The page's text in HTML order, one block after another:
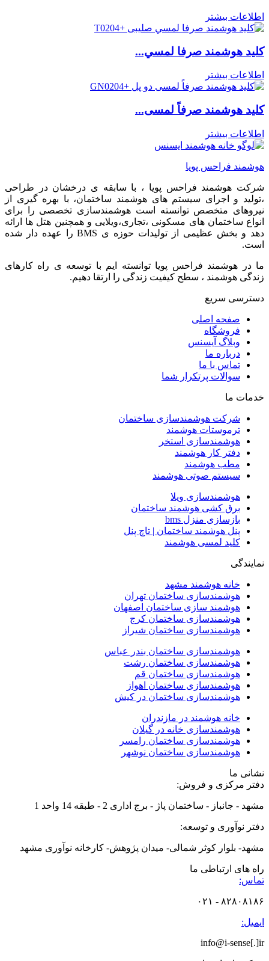
اطلاعات بیشتر
كليد هوشمند صرفا لمسي...
اطلاعات بیشتر
کلید هوشمند صرفاً لمسی...
اطلاعات بیشتر
هوشمند فراحس پویا
شرکت هوشمند فراحس پویا ، با سابقه ی درخشان در طراحی
،تولید و اجرای سیستم های هوشمند ساختمان، با بهره گیری از
نیروهای متخصص توانسته است هوشمندسازی تخصصی را برای
انواع ساختمان های مسکونی ،تجاری،ویلایی و همچنین هتل ها ارائه
دهد و بخش عظیمی از تولیدات حوزه ی BMS را عهده دار شده
است.
ما در هوشمند فراحس پویا توانسته ایم با توسعه ی راه کارهای
زندگی هوشمند ، سطح کیفیت زندگی را ارتقا دهیم.
دسترسی سریع
صفحه اصلی
فروشگاه
وبلاگ آیسنس
درباره ما
تماس با ما
سوالات پرتکرار شما
خدمات ما
شرکت هوشمندسازی ساختمان
ترموستات هوشمند
هوشمندسازی استخر
دفتر کار هوشمند
مطب هوشمند
سیستم صوتی هوشمند
هوشمندسازی ویلا
برق کشی هوشمند ساختمان
بازسازی منزل bms
پنل هوشمند ساختمان | تاچ پنل
کلید لمسی هوشمند
نمایندگی
خانه هوشمند مشهد
هوشمندسازی ساختمان تهران
هوشمند سازی ساختمان اصفهان
هوشمندسازی ساختمان کرج
هوشمندسازی ساختمان شیراز
هوشمندسازی ساختمان بندر عباس
هوشمندسازی ساختمان رشت
هوشمندسازی ساختمان قم
هوشمندسازی ساختمان اهواز
هوشمندسازی ساختمان در کیش
خانه هوشمند در مازندران
هوشمندسازی خانه در گیلان
هوشمندسازی ساختمان رامسر
هوشمندسازی ساختمان نوشهر
نشانی ما
دفتر مرکزی و فروش:
مشهد - جانباز - ساختمان پاژ - برج اداری 2 - طبقه 14 واحد 1
دفتر نوآوری و توسعه:
مشهد- بلوار کوثر شمالی- میدان پژوهش- کارخانه نوآوری مشهد
راه های ارتباطی ما
تماس:
۸۲۸۰۸۱۸۶ - ۰۲۱
ایمیل:
info@i-sense[.]ir